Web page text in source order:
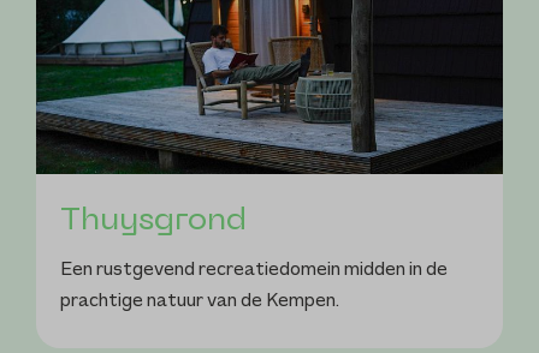
Thuysgrond
Een rustgevend recreatiedomein midden in de
prachtige natuur van de Kempen.